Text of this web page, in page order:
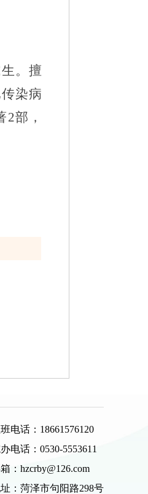
。擅
染病
2部，
电话：18661576120
电话：0530-5553611
：hzcrby@126.com
：菏泽市句阳路298号